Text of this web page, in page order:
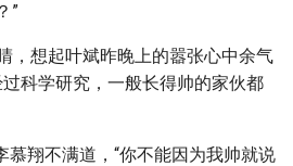
”
，想起叶斌昨晚上的嚣张心中余气
科学研究，一般长得帅的家伙都
慕翔不满道，“你不能因为我帅就说